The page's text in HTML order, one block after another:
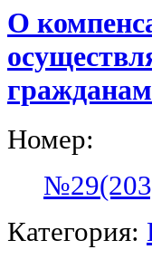
О
Номер:
Категория: